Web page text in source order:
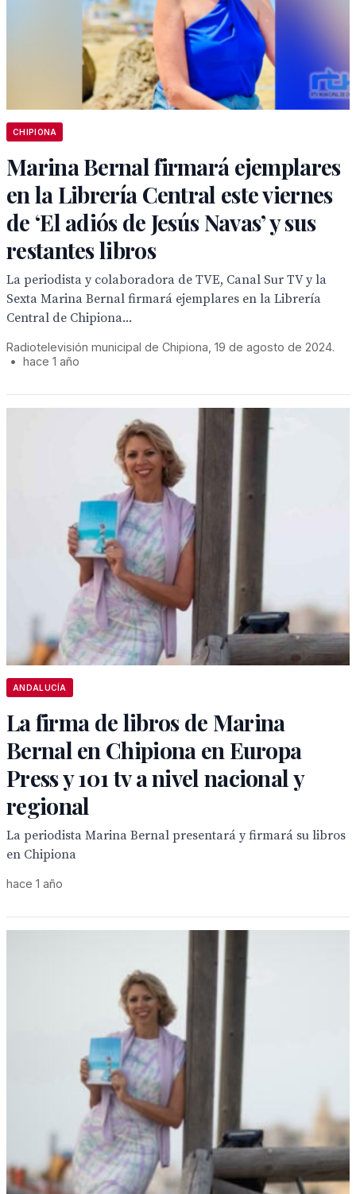
CHIPIONA
Marina Bernal firmará ejemplares
en la Librería Central este viernes
de ‘El adiós de Jesús Navas’ y sus
restantes libros
La periodista y colaboradora de TVE, Canal Sur TV y la
Sexta Marina Bernal firmará ejemplares en la Librería
Central de Chipiona...
Radiotelevisión municipal de Chipiona, 19 de agosto de 2024.
• hace 1 año
ANDALUCÍA
La firma de libros de Marina
Bernal en Chipiona en Europa
Press y 101 tv a nivel nacional y
regional
La periodista Marina Bernal presentará y firmará su libros
en Chipiona
hace 1 año